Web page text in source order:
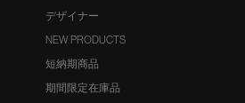
デザイナー
NEW PRODUCTS
短納期商品
期間限定在庫品